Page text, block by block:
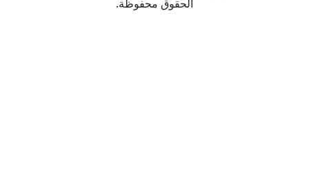
الحقوق محفوظة.